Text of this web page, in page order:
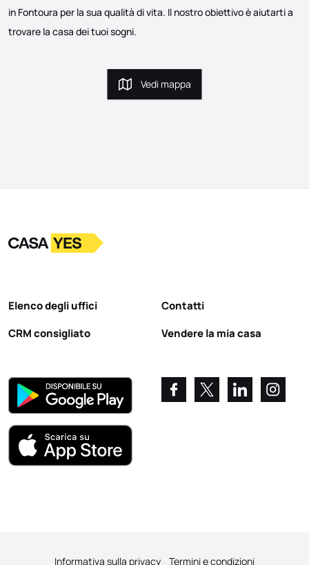
in Fontoura per la sua qualità di vita. Il nostro obiettivo è aiutarti a
trovare la casa dei tuoi sogni.
Vedi mappa
Vedi mappa
LogoVai alla homepage
Elenco degli uffici
CRM consigliato
Contatti
Vendere la mia casa
Informativa sulla privacy Termini e condizioni